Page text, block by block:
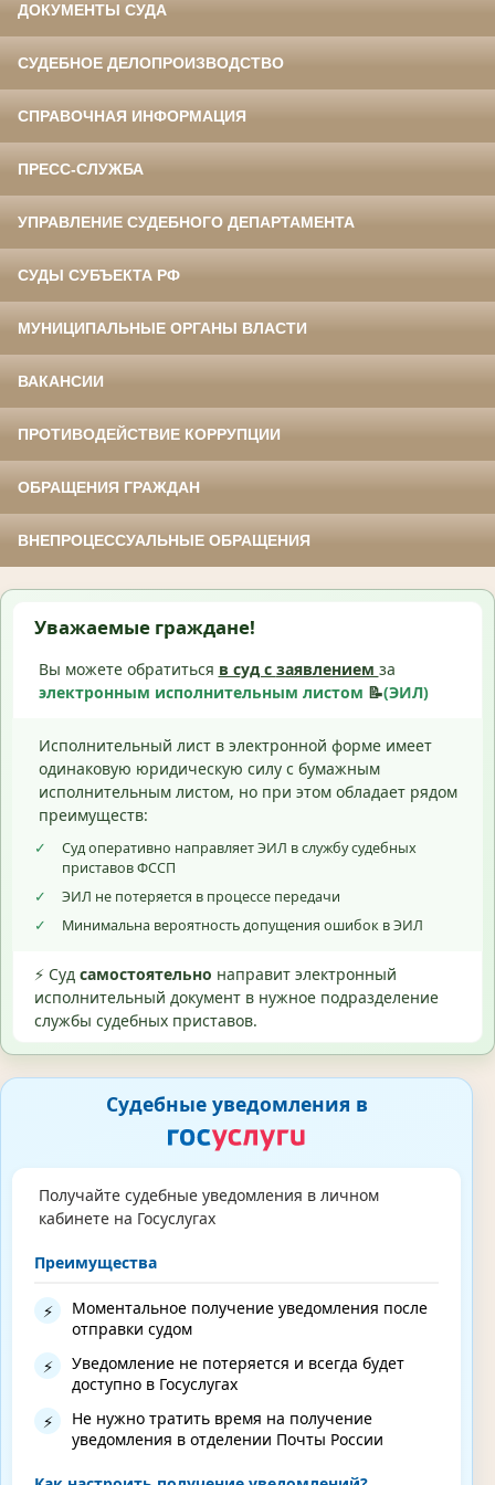
ДОКУМЕНТЫ СУДА
СУДЕБНОЕ ДЕЛОПРОИЗВОДСТВО
СПРАВОЧНАЯ ИНФОРМАЦИЯ
ПРЕСС-СЛУЖБА
УПРАВЛЕНИЕ СУДЕБНОГО ДЕПАРТАМЕНТА
СУДЫ СУБЪЕКТА РФ
МУНИЦИПАЛЬНЫЕ ОРГАНЫ ВЛАСТИ
ВАКАНСИИ
ПРОТИВОДЕЙСТВИЕ КОРРУПЦИИ
ОБРАЩЕНИЯ ГРАЖДАН
ВНЕПРОЦЕССУАЛЬНЫЕ ОБРАЩЕНИЯ
Уважаемые граждане!
Вы можете обратиться в суд с заявлением за
электронным исполнительным листом 📝(ЭИЛ)
Исполнительный лист в электронной форме имеет
одинаковую юридическую силу с бумажным
исполнительным листом, но при этом обладает рядом
преимуществ:
✓
Суд оперативно направляет ЭИЛ в службу судебных
приставов ФССП
✓
ЭИЛ не потеряется в процессе передачи
✓
Минимальна вероятность допущения ошибок в ЭИЛ
⚡ Суд самостоятельно направит электронный
исполнительный документ в нужное подразделение
службы судебных приставов.
Судебные уведомления в
Получайте судебные уведомления в личном
кабинете на Госуслугах
Преимущества
⚡
Моментальное получение уведомления после
отправки судом
⚡
Уведомление не потеряется и всегда будет
доступно в Госуслугах
⚡
Не нужно тратить время на получение
уведомления в отделении Почты России